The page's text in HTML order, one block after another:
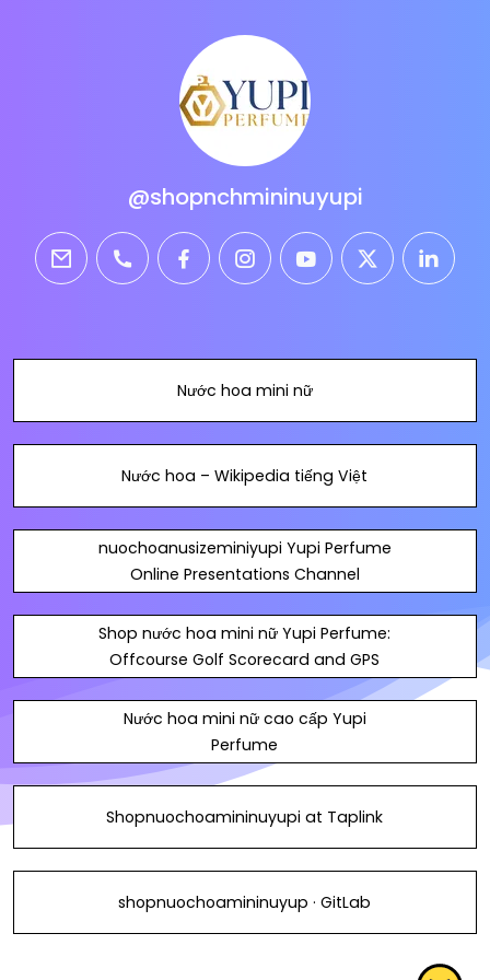
@shopnchmininuyupi
email phone facebookinstagramyoutubetwitter
Nước hoa mini nữ
Nước hoa – Wikipedia tiếng Việt
nuochoanusizeminiyupi Yupi Perfume
Online Presentations Channel
Shop nước hoa mini nữ Yupi Perfume:
Offcourse Golf Scorecard and GPS
Nước hoa mini nữ cao cấp Yupi
Perfume
Shopnuochoamininuyupi at Taplink
shopnuochoamininuyup · GitLab